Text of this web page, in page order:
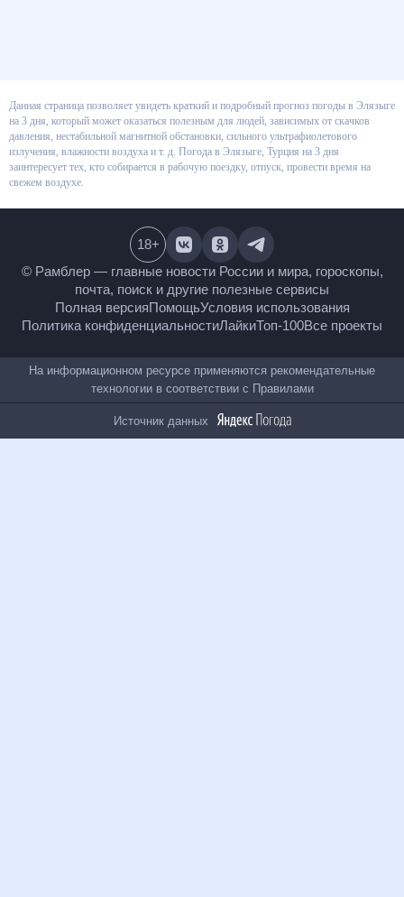
Данная страница позволяет увидеть краткий и подробный прогноз
погоды в Элязыге на 3 дня, который может оказаться полезным для
людей, зависимых от скачков давления, нестабильной магнитной
обстановки, сильного ультрафиолетового излучения, влажности воздуха
и т. д. Погода в Элязыге, Турция на 3 дня заинтересует тех, кто собирается
в рабочую поездку, отпуск, провести время на свежем воздухе.
© Рамблер — главные новости России и мира,
гороскопы, почта, поиск и другие полезные сервисы
Полная версияПомощьУсловия использования
Политика конфиденциальностиЛайкиТоп-100
18+
На информационном ресурсе применяются
рекомендательные технологии в соответствии сПравилами
Источник данных